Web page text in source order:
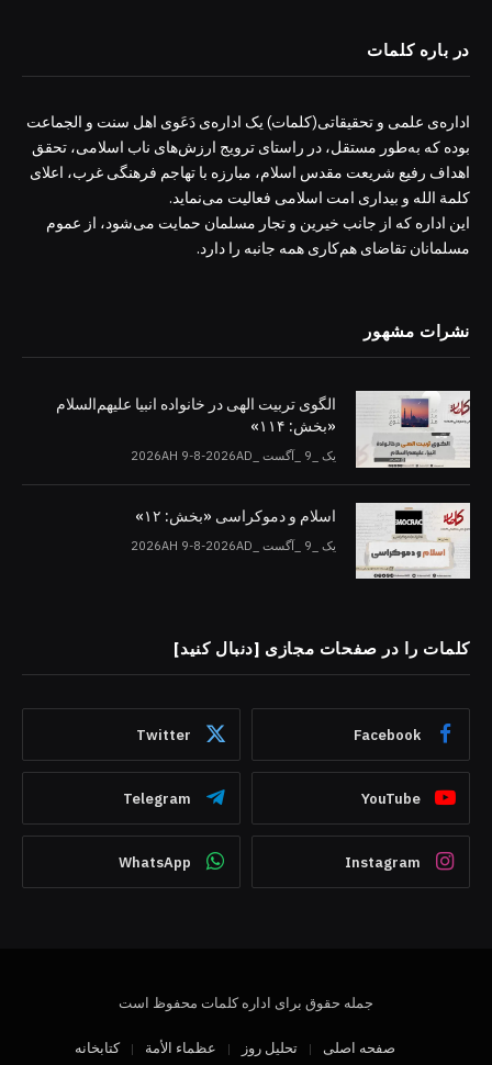
در باره کلمات
اداره‌ی علمی و تحقیقاتی(کلمات) یک اداره‌ی دَعَوی اهل سنت و الجماعت
بوده که به‌طور مستقل، در راستای ترویج ارزش‌های ناب اسلامی، تحقق
اهداف رفیع شریعت مقدس اسلام، مبارزه با تهاجم فرهنگی غرب، اعلای
کلمة الله و بیداری امت اسلامی فعالیت می‌نماید.
این اداره که از جانب خیرین و تجار مسلمان حمایت می‌شود، از عموم
مسلمانان تقاضای هم‌کاری همه جانبه را دارد.
نشرات مشهور
الگوی تربیت الهی در خانواده انبیا‌‌ علیهم‌السلام
«بخش: ۱۱۴»
یک _9 _آگست _2026AH 9-8-2026AD
اسلام و دموکراسی «بخش: ۱۲»
یک _9 _آگست _2026AH 9-8-2026AD
کلمات را در صفحات مجازی [دنبال کنید]
Facebook
Twitter
YouTube
Telegram
Instagram
WhatsApp
جمله حقوق برای اداره کلمات محفوظ است
صفحه اصلی تحلیل روز عظماء‌ الأمة کتابخانه